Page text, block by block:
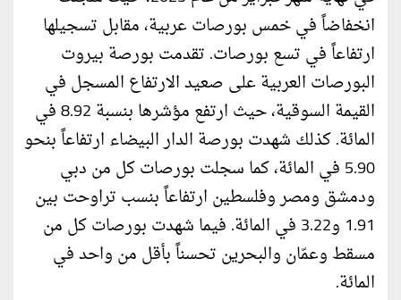
انخفاضاً في خمس بورصات عربية، مقابل تسجيلها
ارتفاعاً في تسع بورصات. تقدمت بورصة بيروت
البورصات العربية على صعيد الارتفاع المسجل في
القيمة السوقية، حيث ارتفع مؤشرها بنسبة 8.92 في
المائة. كذلك شهدت بورصة الدار البيضاء ارتفاعاً بنحو
5.90 في المائة، كما سجلت بورصات كل من دبي
ودمشق ومصر وفلسطين ارتفاعاً بنسب تراوحت بين
1.91 و3.22 في المائة. فيما شهدت بورصات كل من
مسقط وعمّان والبحرين تحسناً بأقل من واحد في
المائة.